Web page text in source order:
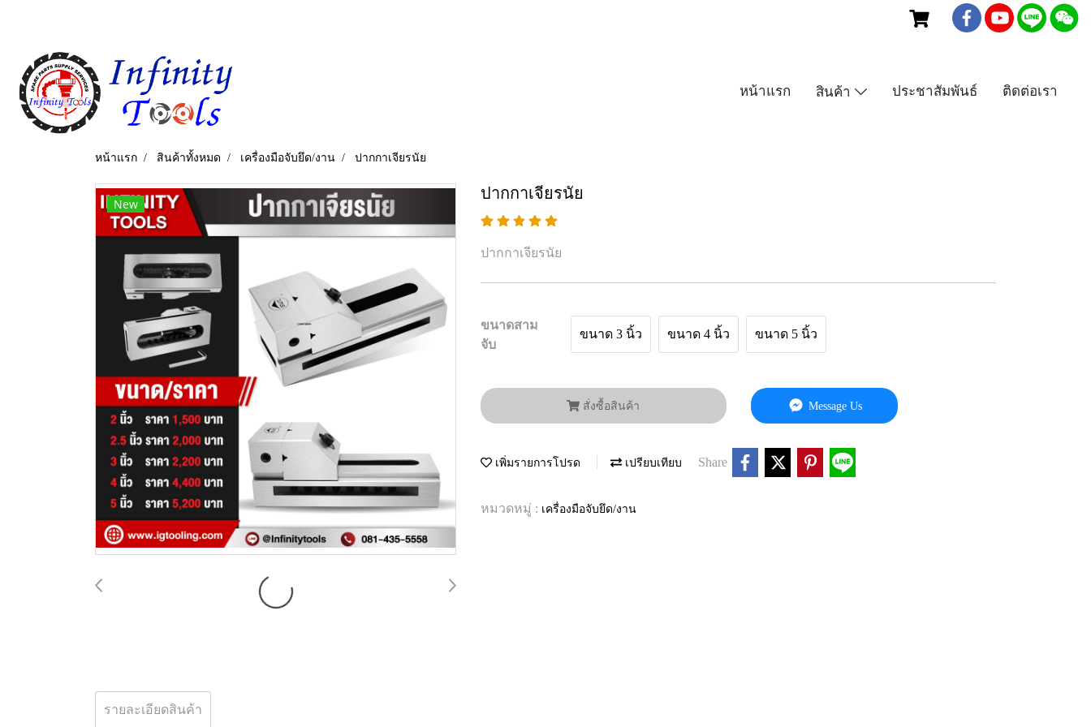
หน้าแรก สินค้า ประชาสัมพันธ์ ติดต่อเรา
หน้าแรก สินค้าทั้งหมด เครื่องมือจับยึด/งาน ปากกาเจียรนัย
New
ปากกาเจียรนัย
ปากกาเจียรนัย
ขนาดสาม
จับ
ขนาด 3 นิ้ว ขนาด 4 นิ้ว ขนาด 5 นิ้ว
สั่งซื้อสินค้า Message Us
เพิ่มรายการโปรด เปรียบเทียบ Share
หมวดหมู่ : เครื่องมือจับยึด/งาน
รายละเอียดสินค้า